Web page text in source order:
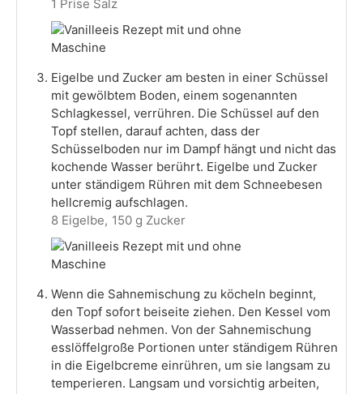
1 Prise Salz
Eigelbe und Zucker am besten in einer Schüssel
mit gewölbtem Boden, einem sogenannten
Schlagkessel, verrühren. Die Schüssel auf den
Topf stellen, darauf achten, dass der
Schüsselboden nur im Dampf hängt und nicht das
kochende Wasser berührt. Eigelbe und Zucker
unter ständigem Rühren mit dem Schneebesen
hellcremig aufschlagen.
8 Eigelbe, 150 g Zucker
Wenn die Sahnemischung zu köcheln beginnt,
den Topf sofort beiseite ziehen. Den Kessel vom
Wasserbad nehmen. Von der Sahnemischung
esslöffelgroße Portionen unter ständigem Rühren
in die Eigelbcreme einrühren, um sie langsam zu
temperieren. Langsam und vorsichtig arbeiten,